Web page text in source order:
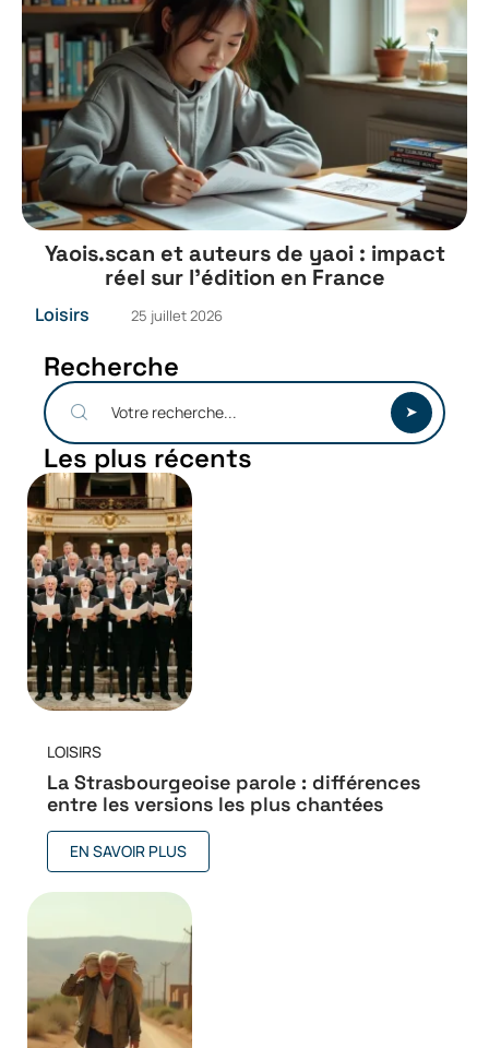
Yaois.scan et auteurs de yaoi : impact
réel sur l’édition en France
Loisirs 25 juillet 2026
Recherche
Les plus récents
LOISIRS
La Strasbourgeoise parole : différences
entre les versions les plus chantées
EN SAVOIR PLUS